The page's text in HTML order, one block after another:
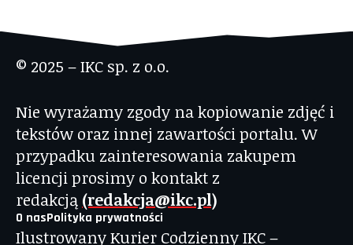
© 2025 – IKC sp. z o.o.
Nie wyrażamy zgody na kopiowanie zdjęć i
tekstów oraz innej zawartości portalu. W
przypadku zainteresowania zakupem
licencji prosimy o kontakt z
redakcją (redakcja@ikc.pl)
O nasPolityka prywatności
Ilustrowany Kurier Codzienny IKC –